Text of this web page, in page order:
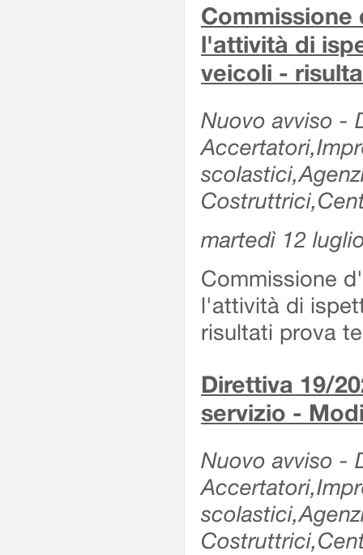
l'attività di
veicoli -
Nuovo avviso -
martedì 12
Commissione
l'attività di
risultati prova
Direttiva 19/
servizio -
Nuovo avviso -